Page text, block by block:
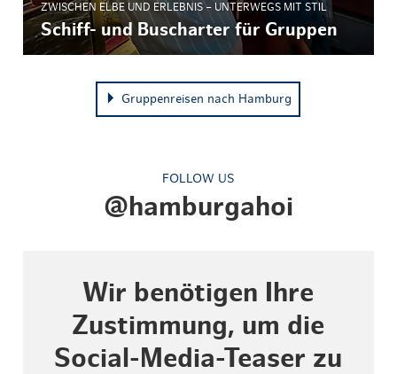
ZWISCHEN ELBE UND ERLEBNIS – UNTERWEGS MIT STIL
Schiff- und Buscharter für Gruppen
Gruppenreisen nach Hamburg
FOLLOW US
@hamburgahoi
Wir benötigen Ihre
Zustimmung, um die
Social-Media-Teaser zu